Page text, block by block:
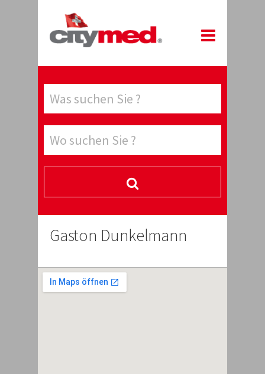
Gaston Dunkelmann